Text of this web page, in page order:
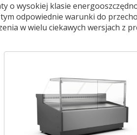
o wysokiej klasie
odpowiednie warunki do
w wielu ciekawych wersjach z